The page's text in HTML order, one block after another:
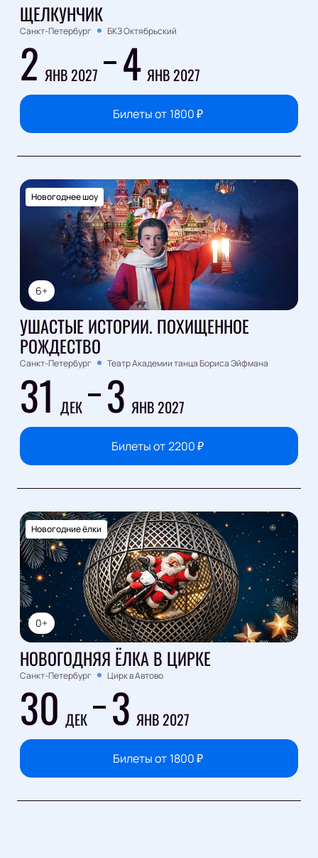
ЩЕЛКУНЧИК
Санкт-Петербург БКЗ Октябрьский
2 ЯНВ 2027 4 ЯНВ 2027
Билеты от 1800₽
6+
Новогоднее шоу
УШАСТЫЕ ИСТОРИИ. ПОХИЩЕННОЕ
РОЖДЕСТВО
Санкт-Петербург Театр Академии танца Бориса Эйфмана
31 ДЕК 3 ЯНВ 2027
Билеты от2200₽
0+
Новогодние ёлки
НОВОГОДНЯЯ ЁЛКА В ЦИРКЕ
Санкт-Петербург Цирк в Автово
30 ДЕК 3 ЯНВ 2027
Билеты от 1800₽